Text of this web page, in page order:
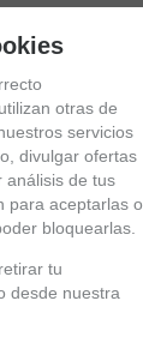
otras de
servicios
divulgar ofertas
análisis de tus
para aceptarlas o
bloquearlas.
tu
desde nuestra